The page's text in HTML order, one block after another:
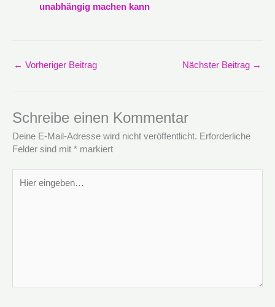
unabhängig machen kann
← Vorheriger Beitrag Nächster Beitrag →
Schreibe einen Kommentar
Deine E-Mail-Adresse wird nicht veröffentlicht. Erforderliche
Felder sind mit * markiert
eingeben…